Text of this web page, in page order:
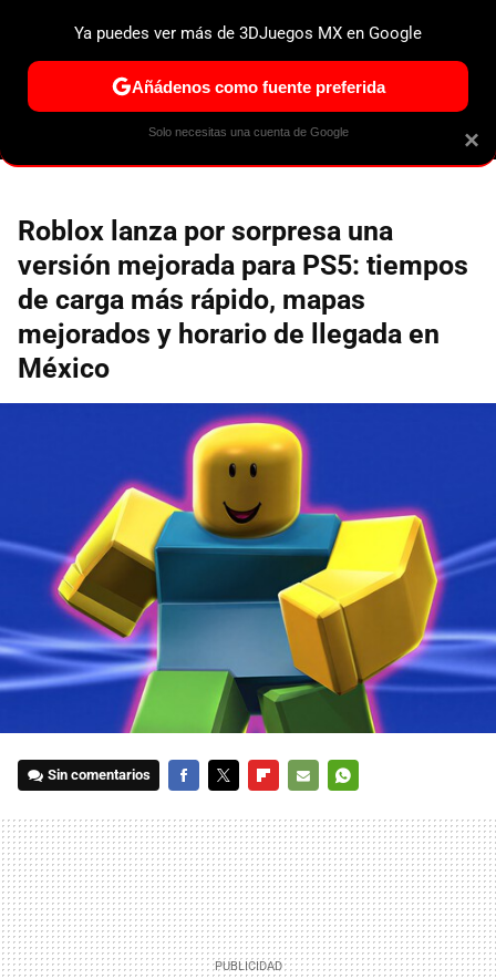
ESPECIALES PS5 NINTENDO SWITCH 2 XBOX
Roblox lanza por sorpresa una
versión mejorada para PS5: tiempos
de carga más rápido, mapas
mejorados y horario de llegada en
México
Sin comentarios
MAIL
×
Ya puedes ver más de 3DJuegos MX en Google
Añádenos como fuente preferida
Solo necesitas una cuenta de Google